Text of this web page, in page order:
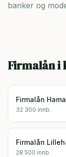
banker og
Firmalån i
Firmalån
32 300 innb.
Firmalån
28 500 innb.